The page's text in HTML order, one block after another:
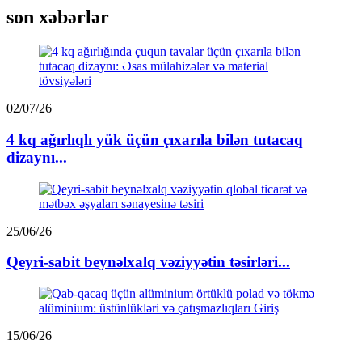
son xəbərlər
02/07/26
4 kq ağırlıqlı yük üçün çıxarıla bilən tutacaq
dizaynı...
25/06/26
Qeyri-sabit beynəlxalq vəziyyətin təsirləri...
15/06/26